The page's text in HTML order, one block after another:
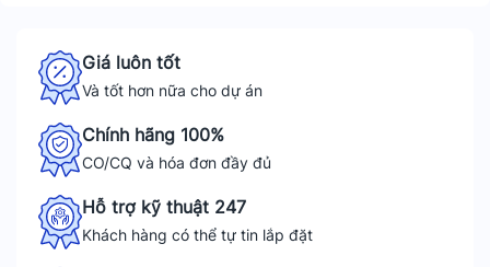
Giá luôn tốt
Và tốt hơn nữa cho dự án
Chính hãng 100%
CO/CQ và hóa đơn đầy đủ
Hỗ trợ kỹ thuật 247
Khách hàng có thể tự tin lắp đặt